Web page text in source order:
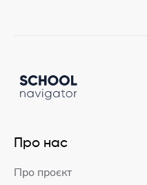
Про нас
Про проєкт